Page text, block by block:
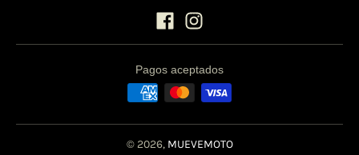
Pagos aceptados
© 2026, MUEVEMOTO